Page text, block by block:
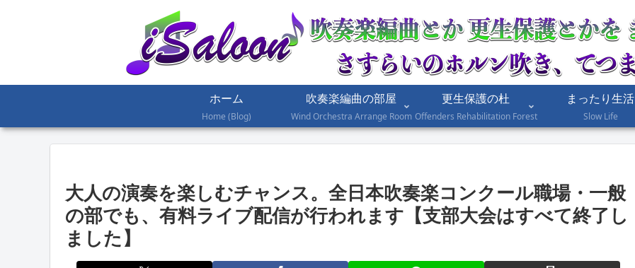
ホーム
Home (Blog)
吹奏楽編曲の部屋
Wind Orchestra Arrange Room
更生保護の杜
Offenders Rehabilitation Forest
まったり生活
Slow Life
大人の演奏を楽しむチャンス。全日本吹奏楽コンクール職場・一般
の部でも、有料ライブ配信が行われます【支部大会はすべて終了し
ました】